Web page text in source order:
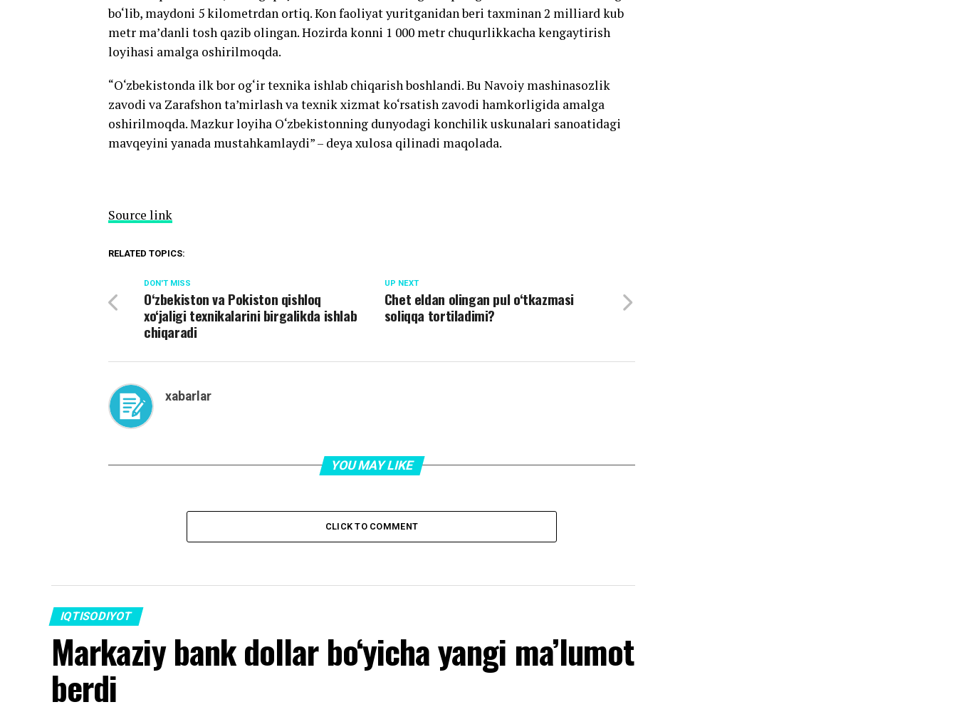
bo‘lib, maydoni 5 kilometrdan ortiq. Kon faoliyat yuritganidan beri taxminan 2 milliard kub
metr ma’danli tosh qazib olingan. Hozirda konni 1 000 metr chuqurlikkacha kengaytirish
loyihasi amalga oshirilmoqda.
“O‘zbekistonda ilk bor og‘ir texnika ishlab chiqarish boshlandi. Bu Navoiy mashinasozlik
zavodi va Zarafshon ta’mirlash va texnik xizmat ko‘rsatish zavodi hamkorligida amalga
oshirilmoqda. Mazkur loyiha O‘zbekistonning dunyodagi konchilik uskunalari sanoatidagi
mavqeyini yanada mustahkamlaydi” – deya xulosa qilinadi maqolada.
Source link
RELATED TOPICS:
UP NEXT
Chet eldan olingan pul o‘tkazmasi
soliqqa tortiladimi?
DON'T MISS
O‘zbekiston va Pokiston qishloq
xo‘jaligi texnikalarini birgalikda ishlab
chiqaradi
xabarlar
YOU MAY LIKE
CLICK TO COMMENT
IQTISODIYOT
Markaziy bank dollar bo‘yicha yangi ma’lumot
berdi